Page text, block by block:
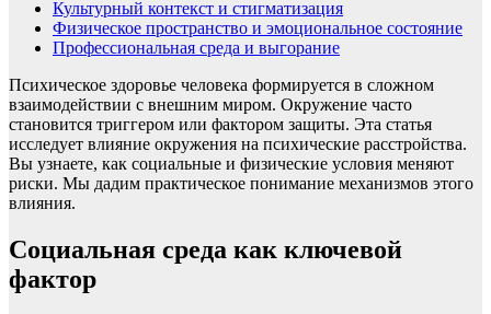
Культурный контекст и стигматизация
Физическое пространство и эмоциональное состояние
Профессиональная среда и выгорание
Психическое здоровье человека формируется в сложном
взаимодействии с внешним миром. Окружение часто
становится триггером или фактором защиты. Эта статья
исследует влияние окружения на психические расстройства.
Вы узнаете, как социальные и физические условия меняют
риски. Мы дадим практическое понимание механизмов этого
влияния.
Социальная среда как ключевой
фактор